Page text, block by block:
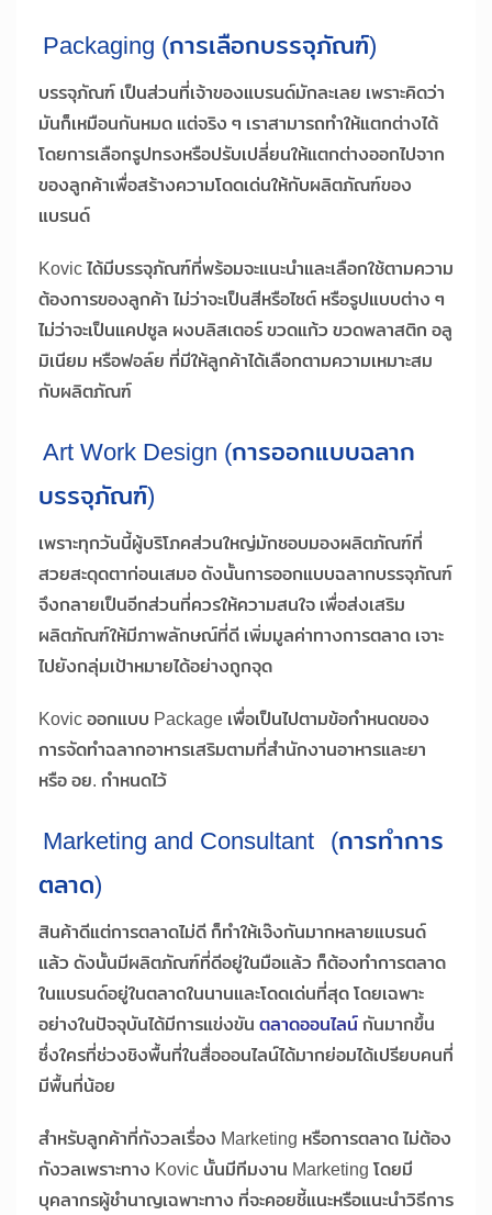
Packaging (การเลือกบรรจุภัณฑ์)
บรรจุภัณฑ์ เป็นส่วนที่เจ้าของแบรนด์มักละเลย เพราะคิดว่า
มันก็เหมือนกันหมด แต่จริง ๆ เราสามารถทำให้แตกต่างได้
โดยการเลือกรูปทรงหรือปรับเปลี่ยนให้แตกต่างออกไปจาก
ของลูกค้าเพื่อสร้างความโดดเด่นให้กับผลิตภัณฑ์ของ
แบรนด์
Kovic ได้มีบรรจุภัณฑ์ที่พร้อมจะแนะนำและเลือกใช้ตามความ
ต้องการของลูกค้า ไม่ว่าจะเป็นสีหรือไซต์ หรือรูปแบบต่าง ๆ
ไม่ว่าจะเป็นแคปซูล ผงบลิสเตอร์ ขวดแก้ว ขวดพลาสติก อลู
มิเนียม หรือฟอล์ย ที่มีให้ลูกค้าได้เลือกตามความเหมาะสม
กับผลิตภัณฑ์
Art Work Design (การออกแบบฉลาก
บรรจุภัณฑ์)
เพราะทุกวันนี้ผู้บริโภคส่วนใหญ่มักชอบมองผลิตภัณฑ์ที่
สวยสะดุดตาก่อนเสมอ ดังนั้นการออกแบบฉลากบรรจุภัณฑ์
จึงกลายเป็นอีกส่วนที่ควรให้ความสนใจ เพื่อส่งเสริม
ผลิตภัณฑ์ให้มีภาพลักษณ์ที่ดี เพิ่มมูลค่าทางการตลาด เจาะ
ไปยังกลุ่มเป้าหมายได้อย่างถูกจุด
Kovic ออกแบบ Package เพื่อเป็นไปตามข้อกำหนดของ
การจัดทำฉลากอาหารเสริมตามที่สำนักงานอาหารและยา
หรือ อย. กำหนดไว้
Marketing and Consultant (การทำการ
ตลาด)
สินค้าดีแต่การตลาดไม่ดี ก็ทำให้เจ๊งกันมากหลายแบรนด์
แล้ว ดังนั้นมีผลิตภัณฑ์ที่ดีอยู่ในมือแล้ว ก็ต้องทำการตลาด
ในแบรนด์อยู่ในตลาดในนานและโดดเด่นที่สุด โดยเฉพาะ
อย่างในปัจจุบันได้มีการแข่งขัน ตลาดออนไลน์กันมากขึ้น
ซึ่งใครที่ช่วงชิงพื้นที่ในสื่อออนไลน์ได้มากย่อมได้เปรียบคนที่
มีพื้นที่น้อย
สำหรับลูกค้าที่กังวลเรื่อง Marketing หรือการตลาด ไม่ต้อง
กังวลเพราะทาง Kovic นั้นมีทีมงาน Marketing โดยมี
บุคลากรผู้ชำนาญเฉพาะทาง ที่จะคอยชี้แนะหรือแนะนำวิธีการ